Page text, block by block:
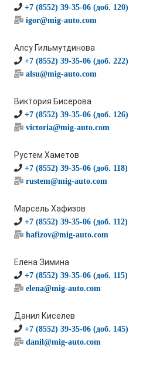
+7 (8552) 39-35-06 (доб. 120)
igor@mig-auto.com
Алсу Гильмутдинова
+7 (8552) 39-35-06 (доб. 222)
alsu@mig-auto.com
Виктория Бисерова
+7 (8552) 39-35-06 (доб. 126)
victoria@mig-auto.com
Рустем Хаметов
+7 (8552) 39-35-06 (доб. 118)
rustem@mig-auto.com
Марсель Хафизов
+7 (8552) 39-35-06 (доб. 112)
hafizov@mig-auto.com
Елена Зимина
+7 (8552) 39-35-06 (доб. 115)
elena@mig-auto.com
Данил Киселев
+7 (8552) 39-35-06 (доб. 145)
danil@mig-auto.com